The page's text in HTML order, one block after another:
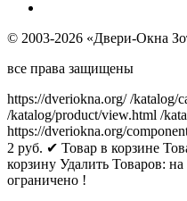
© 2003-2026 «Двери-Окна
все права защищены
https://dveriokna.org/ /katalog/
/katalog/product/view.html /
https://dveriokna.org/
2 руб. ✔ Товар в корзине
корзину Удалить Товаров: на
ограничено !